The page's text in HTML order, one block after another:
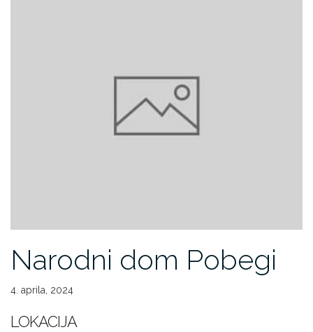
Narodni dom Pobegi
4. aprila, 2024
LOKACIJA